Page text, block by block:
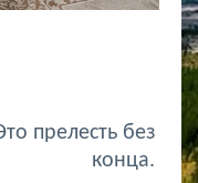
прелесть без
конца.